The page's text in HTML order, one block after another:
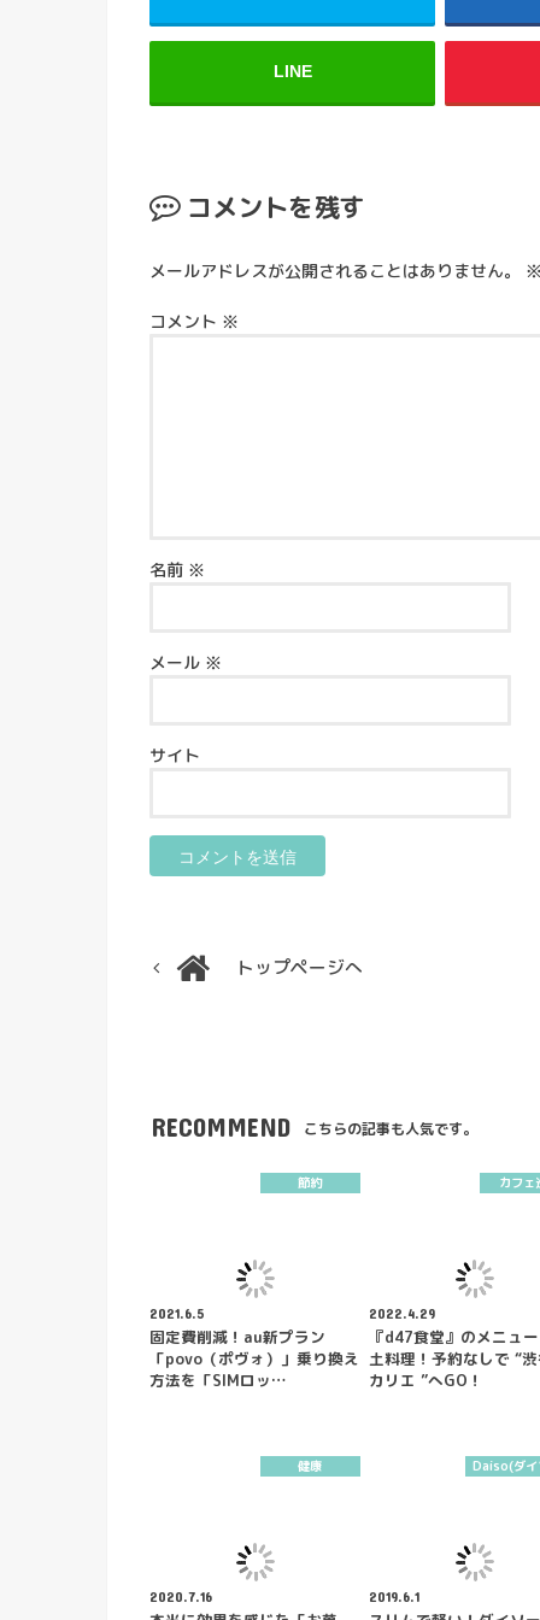
LINE
コメントを残す
メールアドレスが公開されることはありません。
コメント ※
名前 ※
メール ※
サイト
トップページへ
RECOMMEND こちらの記事も人気です。
節約
2021.6.5
固定費削減！au新プラン
「povo（ポヴォ）」乗り換え
方法を「SIMロッ…
カフェ
2022.4.29
『d47食堂』のメニュ
土料理！予約なしで “
カリエ ”へGO！
健康
2020.7.16
Daiso(ダイ
2019.6.1